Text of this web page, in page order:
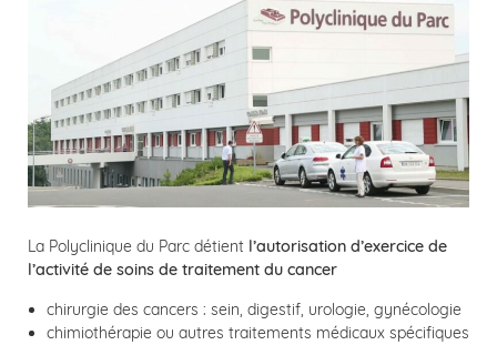
La Polyclinique du Parc détient l’autorisation d’exercice de
l’activité de soins de traitement du cancer
chirurgie des cancers : sein, digestif, urologie, gynécologie
chimiothérapie ou autres traitements médicaux spécifiques